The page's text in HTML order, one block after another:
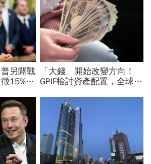
另闢戰
15%關
「大錢」開始改變方向！
GPIF檢討資產配置，全球資